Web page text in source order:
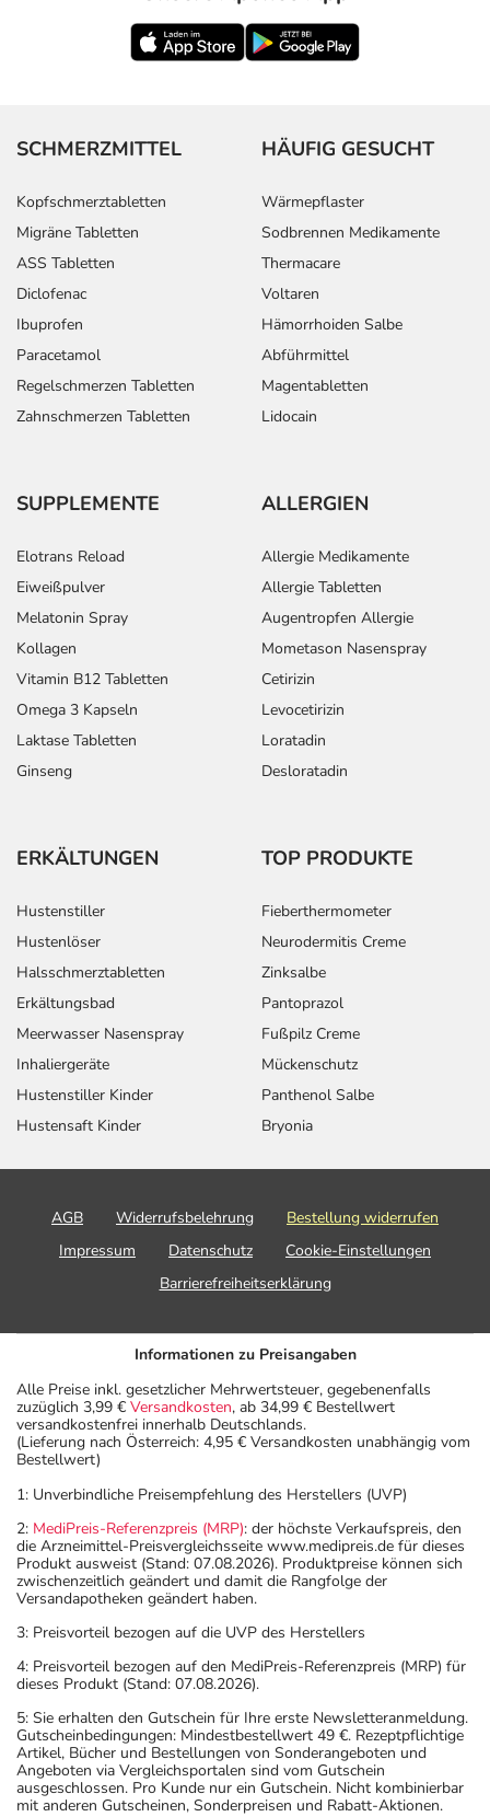
SCHMERZMITTEL
Kopfschmerztabletten
Migräne Tabletten
ASS Tabletten
Diclofenac
Ibuprofen
Paracetamol
Regelschmerzen Tabletten
Zahnschmerzen Tabletten
HÄUFIG GESUCHT
Wärmepflaster
Sodbrennen Medikamente
Thermacare
Voltaren
Hämorrhoiden Salbe
Abführmittel
Magentabletten
Lidocain
SUPPLEMENTE
Elotrans Reload
Eiweißpulver
Melatonin Spray
Kollagen
Vitamin B12 Tabletten
Omega 3 Kapseln
Laktase Tabletten
Ginseng
ALLERGIEN
Allergie Medikamente
Allergie Tabletten
Augentropfen Allergie
Mometason Nasenspray
Cetirizin
Levocetirizin
Loratadin
Desloratadin
ERKÄLTUNGEN
Hustenstiller
Hustenlöser
Halsschmerztabletten
Erkältungsbad
Meerwasser Nasenspray
Inhaliergeräte
Hustenstiller Kinder
Hustensaft Kinder
TOP PRODUKTE
Fieberthermometer
Neurodermitis Creme
Zinksalbe
Pantoprazol
Fußpilz Creme
Mückenschutz
Panthenol Salbe
Bryonia
AGB Widerrufsbelehrung
Bestellung widerrufen
Impressum
Datenschutz
Cookie-Einstellungen
Barrierefreiheitserklärung
Informationen zu Preisangaben
Alle Preise inkl. gesetzlicher Mehrwertsteuer, gegebenenfalls
zuzüglich 3,99 € Versandkosten, ab 34,99 € Bestellwert
versandkostenfrei innerhalb Deutschlands.
(Lieferung nach Österreich: 4,95 € Versandkosten unabhängig vom
Bestellwert)
1: Unverbindliche Preisempfehlung des Herstellers (UVP)
2: MediPreis-Referenzpreis (MRP): der höchste Verkaufspreis, den
die Arzneimittel-Preisvergleichsseite www.medipreis.de für dieses
Produkt ausweist (Stand: 07.08.2026). Produktpreise können sich
zwischenzeitlich geändert und damit die Rangfolge der
Versandapotheken geändert haben.
3: Preisvorteil bezogen auf die UVP des Herstellers
4: Preisvorteil bezogen auf den MediPreis-Referenzpreis (MRP) für
dieses Produkt (Stand: 07.08.2026).
5: Sie erhalten den Gutschein für Ihre erste Newsletteranmeldung.
Gutscheinbedingungen: Mindestbestellwert 49 €. Rezeptpflichtige
Artikel, Bücher und Bestellungen von Sonderangeboten und
Angeboten via Vergleichsportalen sind vom Gutschein
ausgeschlossen. Pro Kunde nur ein Gutschein. Nicht kombinierbar
mit anderen Gutscheinen, Sonderpreisen und Rabatt-Aktionen.